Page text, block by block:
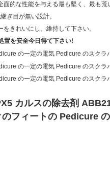
的な性能を与える最も堅く、最も荒
ぎ目が無い設計。
きれいにし、維持して下さい。
置を安全今日得て下さい!
カルスの除去剤